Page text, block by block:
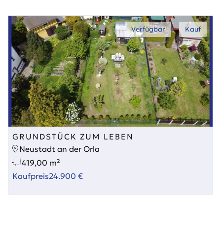
Verfügbar Kauf
GRUNDSTÜCK ZUM LEBEN
Neustadt an der Orla
419,00 m²
Kaufpreis24.900 €